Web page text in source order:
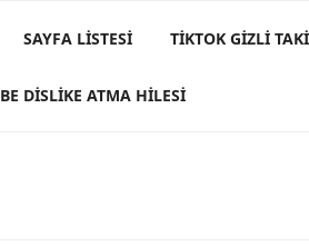
SAYFA LISTESI TIKTOK GIZLI
DISLIKE ATMA HILESI